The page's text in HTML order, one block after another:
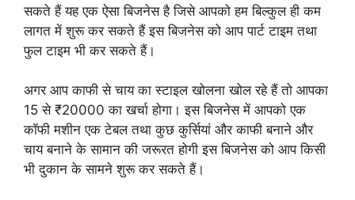
सकते हैं यह एक ऐसा बिजनेस है जिसे आपको हम बिल्कुल ही कम
लागत में शुरू कर सकते हैं इस बिजनेस को आप पार्ट टाइम तथा
फुल टाइम भी कर सकते हैं।
अगर आप काफी से चाय का स्टाइल खोलना खोल रहे हैं तो आपका
15 से ₹20000 का खर्चा होगा। इस बिजनेस में आपको एक
कॉफी मशीन एक टेबल तथा कुछ कुर्सियां और काफी बनाने और
चाय बनाने के सामान की जरूरत होगी इस बिजनेस को आप किसी
भी दुकान के सामने शुरू कर सकते हैं।